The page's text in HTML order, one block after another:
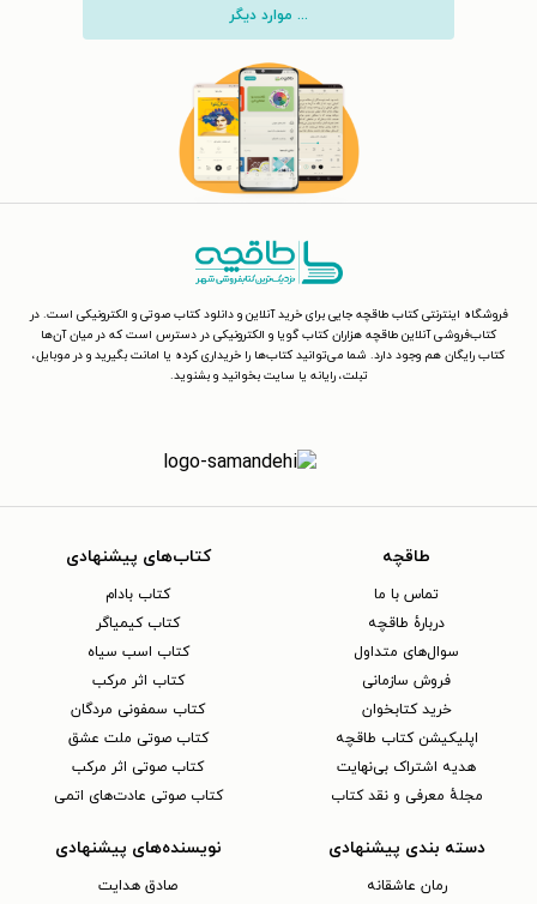
... موارد دیگر
فروشگاه اینترنتی کتاب طاقچه جایی برای خرید آنلاین و دانلود کتاب صوتی و الکترونیکی است. در
کتاب‌فروشی آنلاین طاقچه هزاران کتاب گویا و الکترونیکی در دسترس است که در میان آن‌ها
کتاب رایگان هم وجود دارد. شما می‌توانید کتاب‌ها را خریداری کرده یا امانت بگیرید و در موبایل،
تبلت، رایانه یا سایت بخوانید و بشنوید.
طاقچه
تماس با ما
دربارهٔ طاقچه
سوال‌های متداول
فروش سازمانی
خرید کتابخوان
اپلیکیشن کتاب طاقچه
هدیه اشتراک بی‌نهایت
مجلهٔ معرفی و نقد کتاب
کتاب‌های پیشنهادی
کتاب بادام
کتاب کیمیاگر
کتاب اسب سیاه
کتاب اثر مرکب
کتاب سمفونی مردگان
کتاب صوتی ملت عشق
کتاب صوتی اثر مرکب
کتاب صوتی عادت‌های اتمی
دسته بندی پیشنهادی
رمان عاشقانه
نویسنده‌های پیشنهادی
صادق هدایت